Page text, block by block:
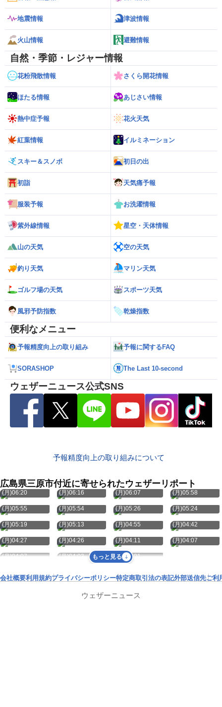
地震情報 津波情報
火山情報 避難情報
自然・季節・レジャー情報
花粉飛散情報 さくら開花情報
ほたる情報 あじさい情報
熱中症予報 花火天気
紅葉情報 イルミネーション
スキー＆スノボ 初日の出
初詣 天気痛予報
服装予報 お洗濯情報
紫外線情報 星空・天体情報
山の天気 空の天気
釣り天気 マリン天気
ゴルフ場の天気 スポーツ天気
風邪予防指数 乾燥指数
便利なメニュー
予報精度向上の取り組み 予報に関するFAQ
SORASHOP The Last 10-second
ウェザーニュース公式SNS
予報精度向上の取り組みについて
広島県三原市付近に寄せられたウェザーリポート
8月10日
(月)06:20
8月10日
(月)06:16
8月10日
(月)06:07
8月10日
(月)05:58
8月10日
(月)05:55
8月10日
(月)05:54
8月10日
(月)05:26
8月10日
(月)05:24
8月10日
(月)05:19
8月10日
(月)05:13
8月10日
(月)04:55
8月10日
(月)04:42
8月10日
(月)04:27
8月10日
(月)04:26
8月10日
(月)04:11
8月10日
(月)04:07
8月10日
(月)04:07
8月10日
(月)04:03
8月10日
(月)04:01
もっと見る
会社概要利用規約プライバシーポリシー特定商取引法の表記外部送信先ご利
ウェザーニュース